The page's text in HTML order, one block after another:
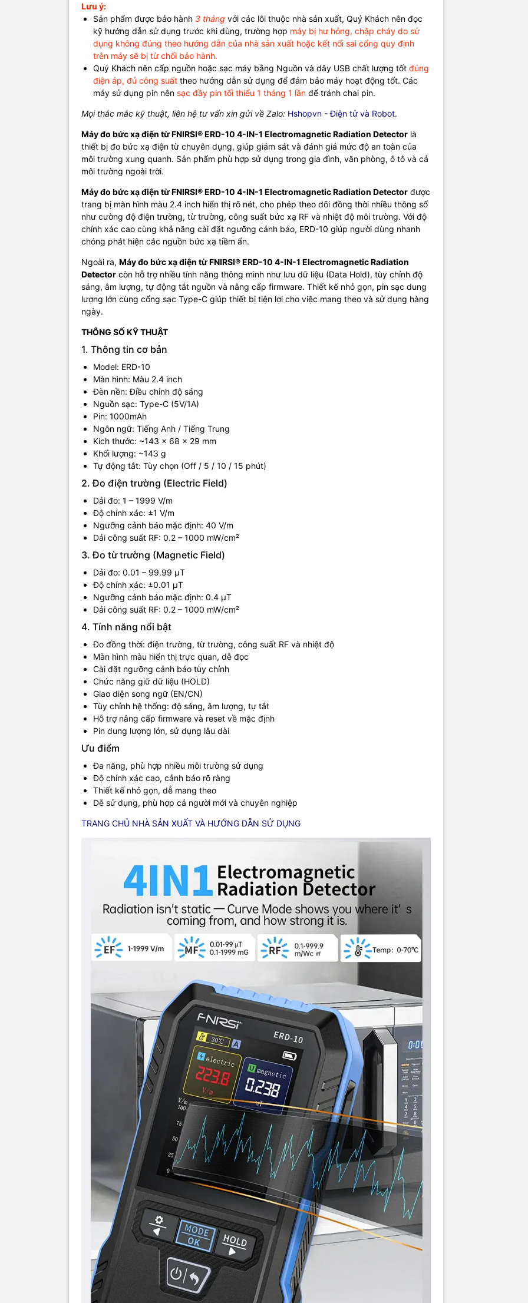
Lưu ý:
Sản phẩm được bảo hành 3 tháng với các lỗi thuộc nhà sản xuất, Quý Khách nên đọc
kỹ hướng dẫn sử dụng trước khi dùng, trường hợp máy bị hư hỏng, chập cháy do sử
dụng không đúng theo hướng dẫn của nhà sản xuất hoặc kết nối sai cổng quy định
trên máy sẽ bị từ chối bảo hành.
Quý Khách nên cấp nguồn hoặc sạc máy bằng Nguồn và dây USB chất lượng tốt đúng
điện áp, đủ công suất theo hướng dẫn sử dụng để đảm bảo máy hoạt động tốt. Các
máy sử dụng pin nên sạc đầy pin tối thiểu 1 tháng 1 lần để tránh chai pin.
Mọi thắc mắc kỹ thuật, liên hệ tư vấn xin gửi về Zalo: Hshopvn - Điện tử và Robot.
Máy đo bức xạ điện từ FNIRSI® ERD-10 4-IN-1 Electromagnetic Radiation Detector là
thiết bị đo bức xạ điện từ chuyên dụng, giúp giám sát và đánh giá mức độ an toàn của
môi trường xung quanh. Sản phẩm phù hợp sử dụng trong gia đình, văn phòng, ô tô và cả
môi trường ngoài trời.
Máy đo bức xạ điện từ FNIRSI® ERD-10 4-IN-1 Electromagnetic Radiation Detector được
trang bị màn hình màu 2.4 inch hiển thị rõ nét, cho phép theo dõi đồng thời nhiều thông số
như cường độ điện trường, từ trường, công suất bức xạ RF và nhiệt độ môi trường. Với độ
chính xác cao cùng khả năng cài đặt ngưỡng cảnh báo, ERD-10 giúp người dùng nhanh
chóng phát hiện các nguồn bức xạ tiềm ẩn.
Ngoài ra, Máy đo bức xạ điện từ FNIRSI® ERD-10 4-IN-1 Electromagnetic Radiation
Detector còn hỗ trợ nhiều tính năng thông minh như lưu dữ liệu (Data Hold), tùy chỉnh độ
sáng, âm lượng, tự động tắt nguồn và nâng cấp firmware. Thiết kế nhỏ gọn, pin sạc dung
lượng lớn cùng cổng sạc Type-C giúp thiết bị tiện lợi cho việc mang theo và sử dụng hàng
ngày.
THÔNG SỐ KỸ THUẬT
1. Thông tin cơ bản
Model: ERD-10
Màn hình: Màu 2.4 inch
Đèn nền: Điều chỉnh độ sáng
Nguồn sạc: Type-C (5V/1A)
Pin: 1000mAh
Ngôn ngữ: Tiếng Anh / Tiếng Trung
Kích thước: ~143 × 68 × 29 mm
Khối lượng: ~143 g
Tự động tắt: Tùy chọn (Off / 5 / 10 / 15 phút)
2. Đo điện trường (Electric Field)
Dải đo: 1 – 1999 V/m
Độ chính xác: ±1 V/m
Ngưỡng cảnh báo mặc định: 40 V/m
Dải công suất RF: 0.2 – 1000 mW/cm²
3. Đo từ trường (Magnetic Field)
Dải đo: 0.01 – 99.99 μT
Độ chính xác: ±0.01 μT
Ngưỡng cảnh báo mặc định: 0.4 μT
Dải công suất RF: 0.2 – 1000 mW/cm²
4. Tính năng nổi bật
Đo đồng thời: điện trường, từ trường, công suất RF và nhiệt độ
Màn hình màu hiển thị trực quan, dễ đọc
Cài đặt ngưỡng cảnh báo tùy chỉnh
Chức năng giữ dữ liệu (HOLD)
Giao diện song ngữ (EN/CN)
Tùy chỉnh hệ thống: độ sáng, âm lượng, tự tắt
Hỗ trợ nâng cấp firmware và reset về mặc định
Pin dung lượng lớn, sử dụng lâu dài
Ưu điểm
Đa năng, phù hợp nhiều môi trường sử dụng
Độ chính xác cao, cảnh báo rõ ràng
Thiết kế nhỏ gọn, dễ mang theo
Dễ sử dụng, phù hợp cả người mới và chuyên nghiệp
TRANG CHỦ NHÀ SẢN XUẤT VÀ HƯỚNG DẪN SỬ DỤNG
Màn hình: Màu 2.4 inch
Đèn nền: Điều chỉnh độ sáng
Nguồn sạc: Type-C (5V/1A)
Ngôn ngữ: Tiếng Anh / Tiếng Trung
Kích thước: ~143 × 68 × 29 mm
Khối lượng: ~143 g
Tự động tắt: Tùy chọn (Off / 5 / 10 / 15 phút)
Dải đo: 1 – 1999 V/m
Độ chính xác: ±1 V/m
3. Đo từ trường (Magnetic Field)
Dải đo: 0.01 – 99.99 μT
Độ chính xác: ±0.01 μT
Ngưỡng cảnh báo mặc định: 0.4 μT
4. Tính năng nổi bật
Đo đồng thời: điện trường, từ trường, công suất RF và nhiệt độ
Màn hình màu hiển thị trực quan, dễ đọc
Thiết kế nhỏ gọn, dễ mang theo
TRANG CHỦ NHÀ SẢN XUẤT VÀ HƯỚNG DẪN SỬ DỤNG